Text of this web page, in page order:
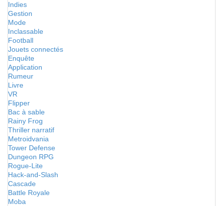
Indies
Gestion
Mode
Inclassable
Football
Jouets connectés
Enquête
Application
Rumeur
Livre
VR
Flipper
Bac à sable
Rainy Frog
Thriller narratif
Metroidvania
Tower Defense
Dungeon RPG
Rogue-Lite
Hack-and-Slash
Cascade
Battle Royale
Moba